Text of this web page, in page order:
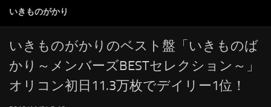
RSS
LINKS
いきものがかり
いきものがかりのベスト盤「いきものば
かり～メンバーズBESTセレクション～」
オリコン初日11.3万枚でデイリー1位！